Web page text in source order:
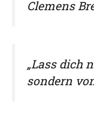
Clemens
„Lass dich
sondern